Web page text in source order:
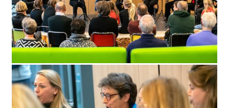
Wie zijn we?
Bestuur
Dirigenten
Verenigingsstukken
Partners
Historie
Contact